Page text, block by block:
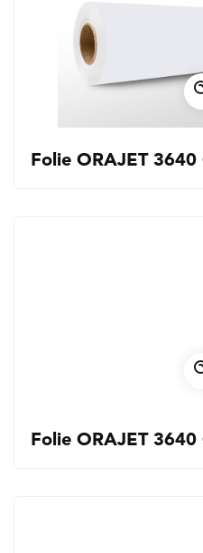
Folie ORAJET
Folie ORAJET